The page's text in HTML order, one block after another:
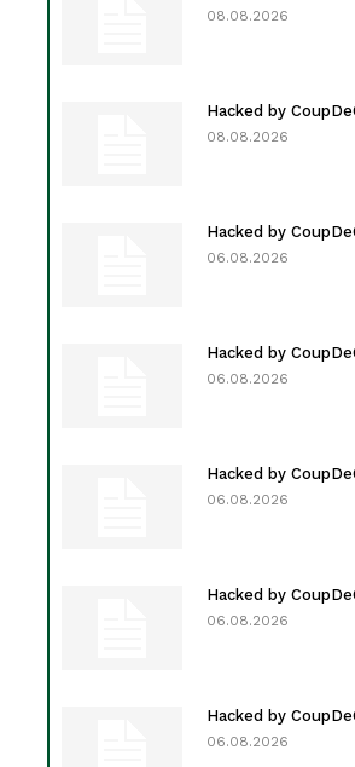
08.08.2026
Hacked by
08.08.2026
Hacked by
06.08.2026
Hacked by
06.08.2026
Hacked by
06.08.2026
Hacked by
06.08.2026
Hacked by
06.08.2026